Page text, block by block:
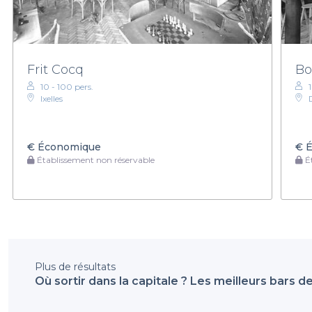
Frit Cocq
10 - 100 pers.
Ixelles
€ Économique
Établissement non réservable
€
Plus de résultats
Où sortir dans la capitale ? Les meilleurs bars